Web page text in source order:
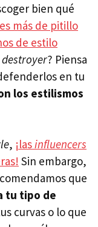
bien qué
más de pitillo
de estilo
destroyer? Piensa
en tu
los estilismos
, ¡lasinfluencers
Sin embargo,
que
tu tipo de
curvas o lo que